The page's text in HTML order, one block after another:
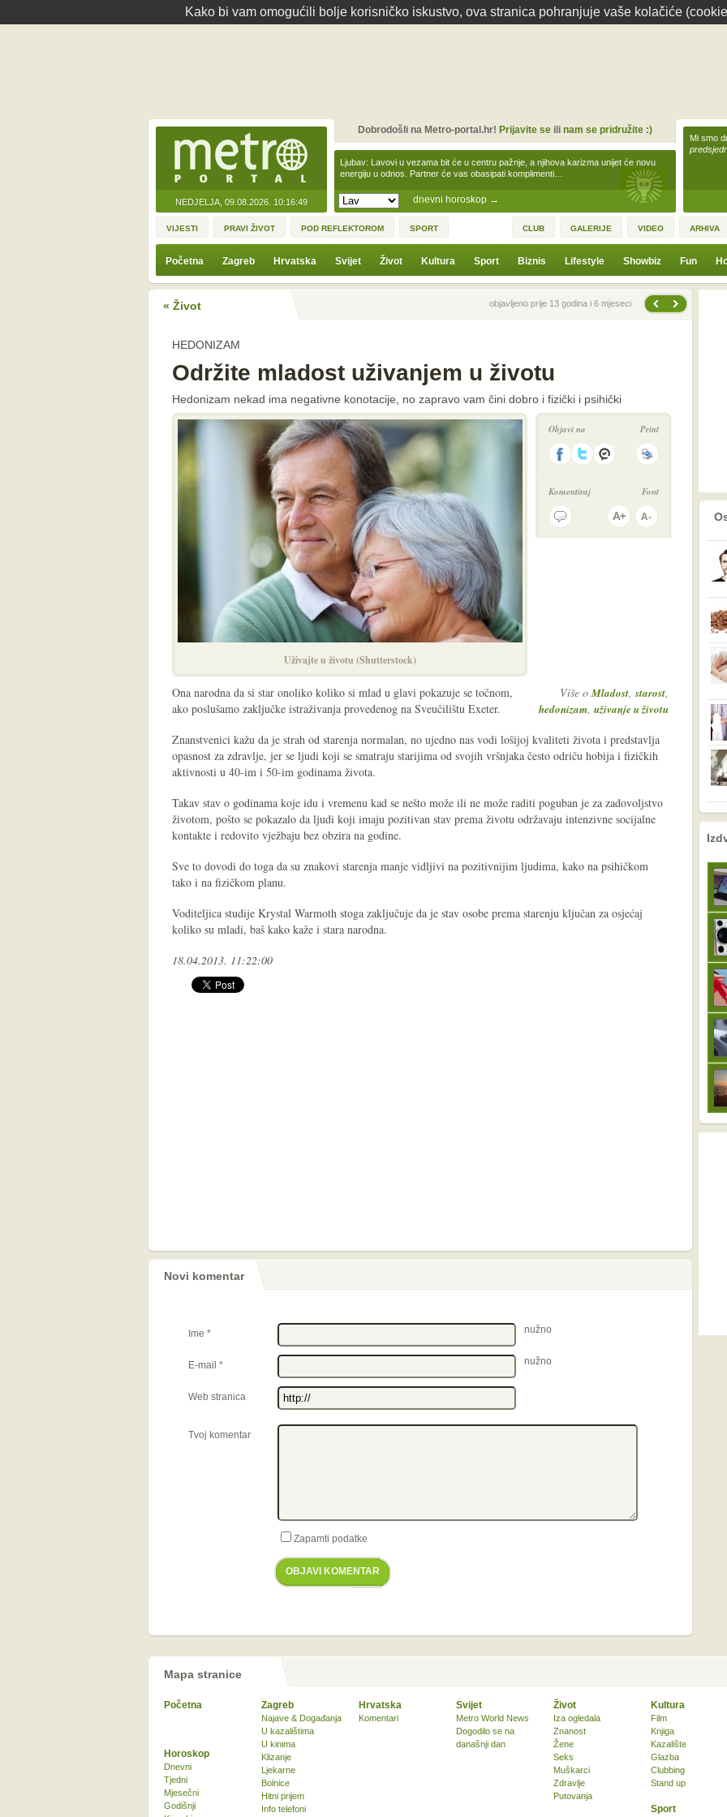
Kako bi vam omogućili bolje korisničko iskustvo, ova stranica pohranjuje vaše kolačiće
NEDJELJA, 09.08.2026. 10:16:49 dnevni horoskop →
Ljubav: Lavovi u vezama bit će u centru pažnje, a njihova karizma unijet će novu
energiju u odnos. Partner će vas obasipati komplimenti…
Dobrodošli na Metro-portal.hr! Prijavite seili nam se pridružite :)
Mi smo
VIJESTI PRAVI ŽIVOT POD REFLEKTOROM SPORT CLUB GALERIJE VIDEO ARHIVA
Početna Zagreb Hrvatska Svijet Život Kultura Sport Biznis Lifestyle Showbiz Fun
« Život Prethodna vijestobjavljeno prije 13 godina i 6 mjeseci
HEDONIZAM
Održite mladost uživanjem u životu
Hedonizam nekad ima negativne konotacije, no zapravo vam čini dobro i fizički i psihički
Uživajte u životu (Shutterstock)
Objavi na Print
Komentiraj Font
Više oMladost,starost,
hedonizam, uživanje u životu
Ona narodna da si star onoliko koliko si mlad u glavi pokazuje se točnom,
ako poslušamo zaključke istraživanja provedenog na Sveučilištu Exeter.
Znanstvenici kažu da je strah od starenja normalan, no ujedno nas vodi lošijoj kvaliteti života i predstavlja
opasnost za zdravlje, jer se ljudi koji se smatraju starijima od svojih vršnjaka često odriču hobija i fizičkih
aktivnosti u 40-im i 50-im godinama života.
Takav stav o godinama koje idu i vremenu kad se nešto može ili ne može raditi poguban je za zadovoljstvo
životom, pošto se pokazalo da ljudi koji imaju pozitivan stav prema životu održavaju intenzivne socijalne
kontakte i redovito vježbaju bez obzira na godine.
Sve to dovodi do toga da su znakovi starenja manje vidljivi na pozitivnijim ljudima, kako na psihičkom
tako i na fizičkom planu.
Voditeljica studije Krystal Warmoth stoga zaključuje da je stav osobe prema starenju ključan za osjećaj
koliko su mladi, baš kako kaže i stara narodna.
18.04.2013. 11:22:00
Novi komentar
Ime * nužno
E-mail * nužno
Web stranica
Tvoj komentar
Zapamti podatke
OBJAVI KOMENTAR
prethodno
nema prethodne
sljedeće
Mapa stranice
Početna Zagreb
Najave & Događanja
U kazalištima
U kinima
Klizanje
Ljekarne
Bolnice
Hitni prijem
Info telefoni
Hrvatska
Komentari
Svijet
Metro World News
Dogodilo se na
današnji dan
Život
Iza ogledala
Znanost
Žene
Seks
Muškarci
Zdravlje
Putovanja
Kultura
Film
Knjiga
Kazalište
Glazba
Clubbing
Stand up
Sport
Horoskop
Dnevni
Tjedni
Mjesečni
Godišnji